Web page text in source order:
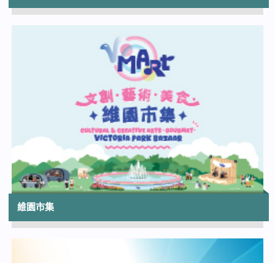
屯門大會堂演奏廳
14:15
「香港芭蕾舞學會超新星大賞2026」
「紫荊盃國際舞蹈大賽2026」
屯門大會堂演奏廳
太陽系大冒險3D
香港太空館 | 上映至2026年10月14日
19:30
夏日親子電影節 2026《化石獵人的少年時
代》及映後分享會
香港太空館演講廳
維園市集